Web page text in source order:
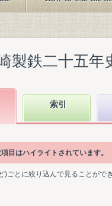
製鉄二十五年
索引
目はハイライトされています。
ごとに絞り込んで見ることがで